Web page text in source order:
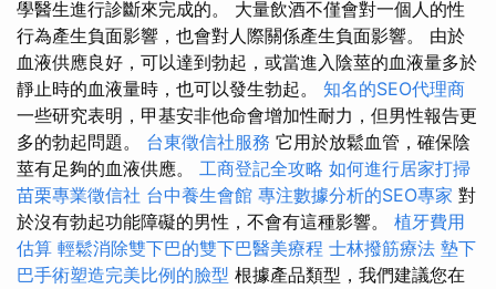
學醫生進行診斷來完成的。 大量飲酒不僅會對一個人的性
行為產生負面影響，也會對人際關係產生負面影響。 由於
血液供應良好，可以達到勃起，或當進入陰莖的血液量多於
靜止時的血液量時，也可以發生勃起。 知名的SEO代理商
一些研究表明，甲基安非他命會增加性耐力，但男性報告更
多的勃起問題。 台東徵信社服務 它用於放鬆血管，確保陰
莖有足夠的血液供應。 工商登記全攻略 如何進行居家打掃
苗栗專業徵信社 台中養生會館 專注數據分析的SEO專家 對
於沒有勃起功能障礙的男性，不會有這種影響。 植牙費用
估算 輕鬆消除雙下巴的雙下巴醫美療程 士林撥筋療法 墊下
巴手術塑造完美比例的臉型 根據產品類型，我們建議您在